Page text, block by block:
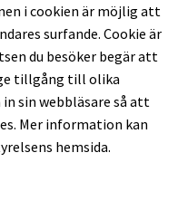
i cookien är möjlig att
surfande. Cookie är
du besöker begär att
tillgång till olika
sin webbläsare så att
Mer information kan
hemsida.